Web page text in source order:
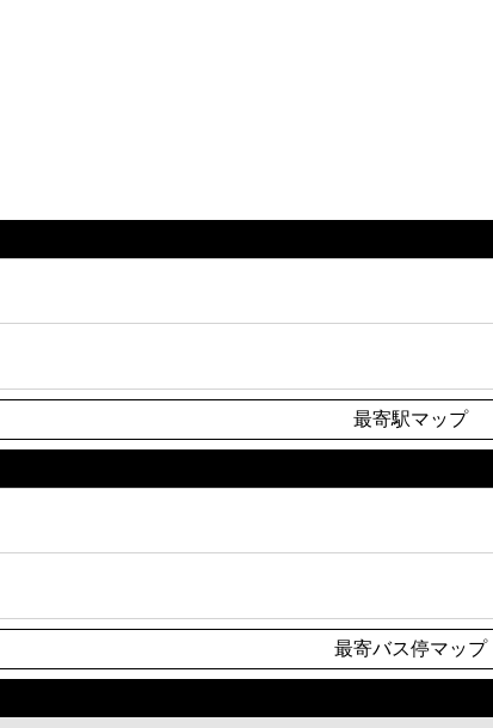
最寄駅マップ
最寄バス停マップ